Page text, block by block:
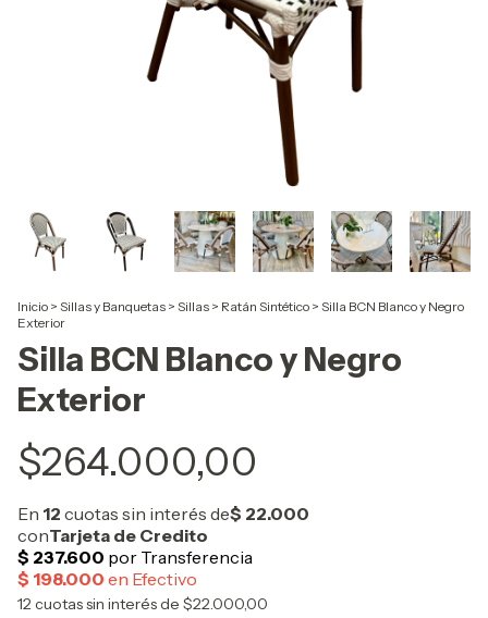
Inicio > Sillas y Banquetas > Sillas > Ratán Sintético > Silla BCN Blanco y Negro
Exterior
Silla BCN Blanco y Negro
Exterior
$264.000,00
12cuotas sin interés de $22.000,00